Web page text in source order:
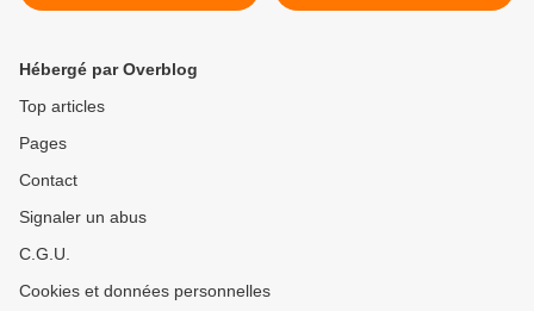
Hébergé par Overblog
Top articles
Pages
Contact
Signaler un abus
C.G.U.
Cookies et données personnelles